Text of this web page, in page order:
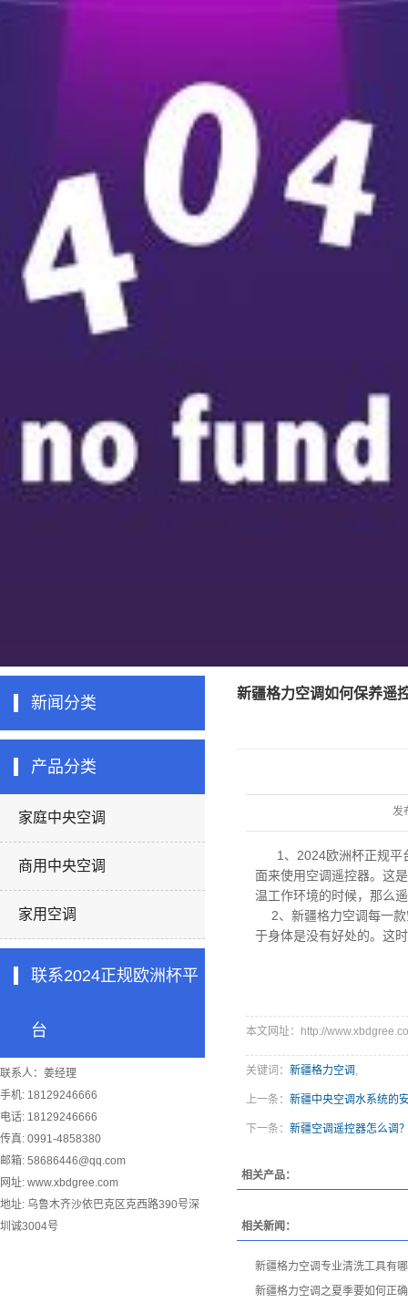
新闻分类
产品分类
家庭中央空调
商用中央空调
家用空调
联系2024正规欧洲杯平
台
联系人：姜经理
手机: 18129246666
电话: 18129246666
传真: 0991-4858380
邮箱: 58686446@qq.com
网址: www.xbdgree.com
地址: 乌鲁木齐沙依巴克区克西路390号深
圳诚3004号
新疆格力空调如何保养遥
发
1、 2024欧洲杯正规平
面来使用空调遥控器。这
温工作环境的时候，那么
2、 新疆格力空调每一
于身体是没有好处的。这
本文网址：http://
关键词： 新疆格力空调 ,
上一条： 新疆中央空调水系统的
下一条： 新疆空调遥控器怎么调
相关产品：
相关新闻：
新疆格力空调专业清洗工具有
新疆格力空调之夏季要如何正